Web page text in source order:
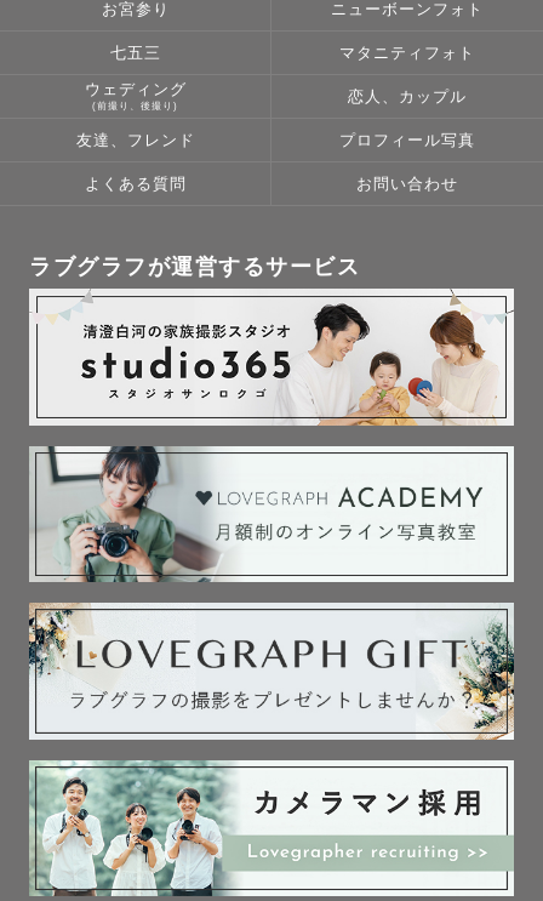
お宮参り ニューボーンフォト
七五三 マタニティフォト
ウェディング
(前撮り、後撮り)
恋人、カップル
友達、フレンド プロフィール写真
よくある質問 お問い合わせ
ラブグラフが運営するサービス